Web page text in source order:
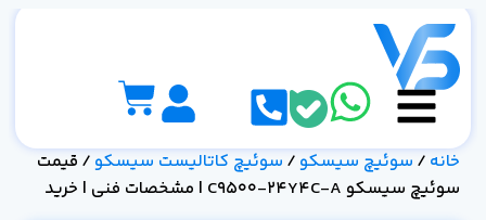
خانه / سوئیچ سیسکو/ سوئیچ کاتالیست سیسکو/ قیمت
سوئیچ سیسکو C9500-24Y4C-A | مشخصات فنی | خرید